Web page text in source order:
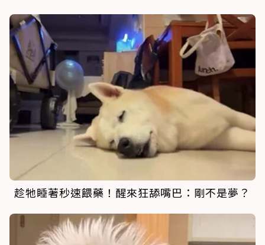
趁牠睡著秒速餵藥！醒來狂舔嘴巴：剛不是夢？